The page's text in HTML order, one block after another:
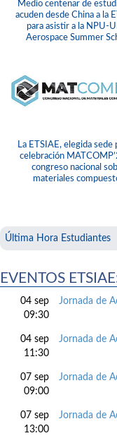
Medio centenar de
acuden desde China a la
para asistir a la NPU-
Aerospace Summer
La ETSIAE, elegida sede
celebración
congreso nacional
materiales
Última Hora Estudiantes
EVENTOS
04 sep
09:30
Jornada de
04 sep
11:30
Jornada de
07 sep
09:00
Jornada de
07 sep
13:00
Jornada de